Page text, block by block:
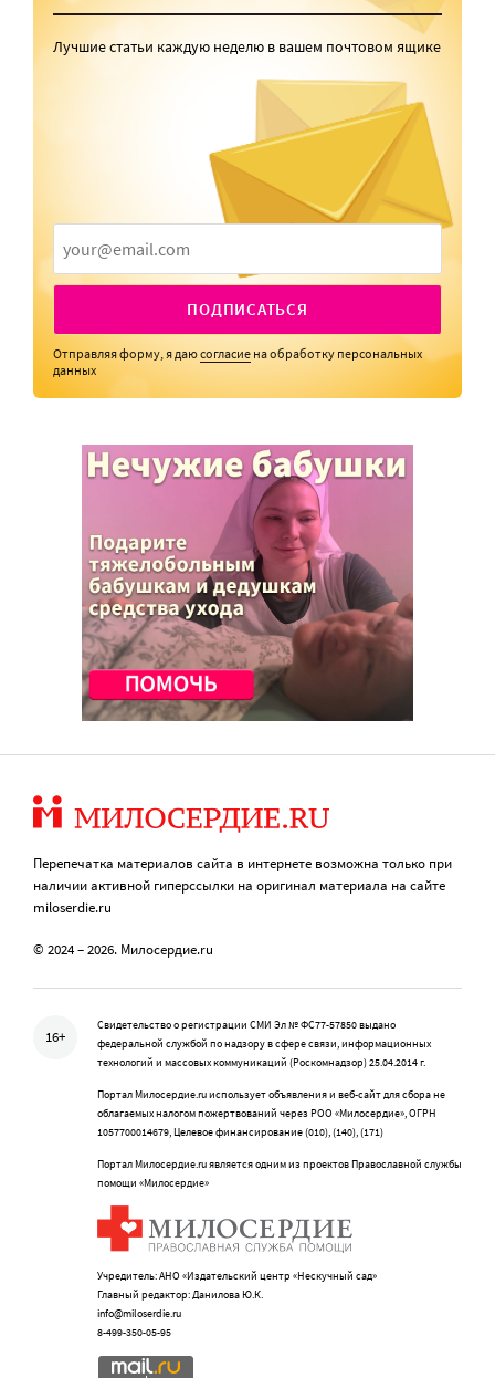
Лучшие статьи каждую неделю в вашем почтовом ящике
ПОДПИСАТЬСЯ
Отправляя форму, я даюсогласие на обработку персональных
данных
Перепечатка материалов сайта в интернете возможна только при
наличии активной гиперссылки на оригинал материала на сайте
miloserdie.ru
© 2024 – 2026. Милосердие.ru
16+
Свидетельство о регистрации СМИ Эл № ФС77-57850 выдано
федеральной службой по надзору в сфере связи, информационных
технологий и массовых коммуникаций (Роскомнадзор) 25.04.2014 г.
Портал Милосердие.ru использует объявления и веб-сайт для сбора не
облагаемых налогом пожертвований через РОО «Милосердие», ОГРН
1057700014679, Целевое финансирование (010), (140), (171)
Портал Милосердие.ru является одним из проектов Православной службы
помощи «Милосердие»
Учредитель: АНО «Издательский центр «Нескучный сад»
Главный редактор: Данилова Ю.К.
info@miloserdie.ru
8-499-350-05-95